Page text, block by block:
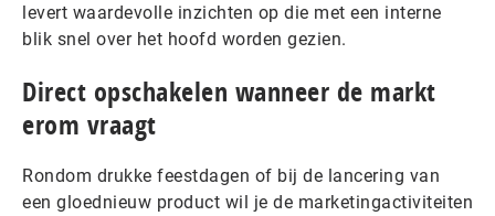
levert waardevolle inzichten op die met een interne
blik snel over het hoofd worden gezien.
Direct opschakelen wanneer de markt
erom vraagt
Rondom drukke feestdagen of bij de lancering van
een gloednieuw product wil je de marketingactiviteiten